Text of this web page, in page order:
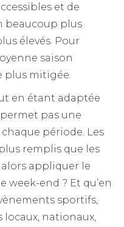
et de
beaucoup plus
élevés. Pour
saison
plus mitigée.
en étant adaptée
pas une
période. Les
remplis que les
appliquer le
week-end ? Et qu’en
sportifs,
nationaux,